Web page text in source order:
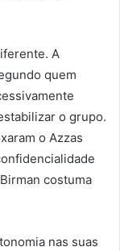
A
quem
o grupo.
o Azzas
costuma
nas suas